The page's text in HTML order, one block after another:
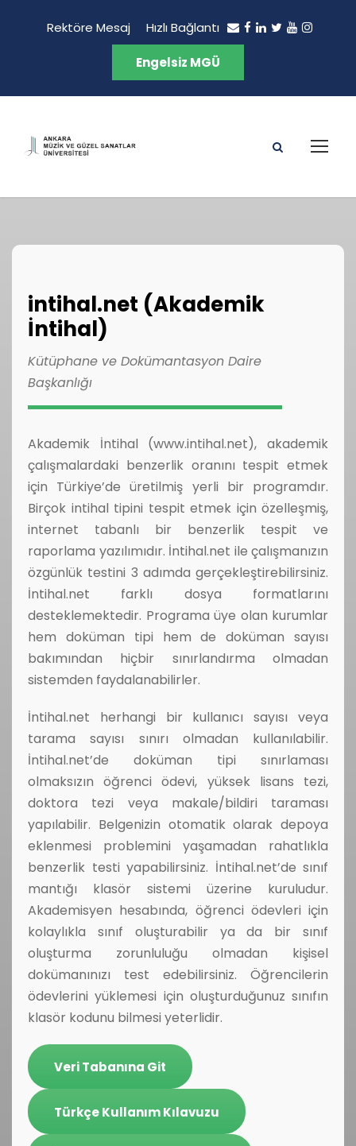
Rektöre Mesaj Hızlı Bağlantı
Engelsiz MGÜ
intihal.net (Akademik
İntihal)
Kütüphane ve Dokümantasyon Daire
Başkanlığı
Akademik İntihal (www.intihal.net), akademik
çalışmalardaki benzerlik oranını tespit etmek
için Türkiye’de üretilmiş yerli bir programdır.
Birçok intihal tipini tespit etmek için özelleşmiş,
internet tabanlı bir benzerlik tespit ve
raporlama yazılımıdır. İntihal.net ile çalışmanızın
özgünlük testini 3 adımda gerçekleştirebilirsiniz.
İntihal.net farklı dosya formatlarını
desteklemektedir. Programa üye olan kurumlar
hem doküman tipi hem de doküman sayısı
bakımından hiçbir sınırlandırma olmadan
sistemden faydalanabilirler.
İntihal.net herhangi bir kullanıcı sayısı veya
tarama sayısı sınırı olmadan kullanılabilir.
İntihal.net’de doküman tipi sınırlaması
olmaksızın öğrenci ödevi, yüksek lisans tezi,
doktora tezi veya makale/bildiri taraması
yapılabilir. Belgenizin otomatik olarak depoya
eklenmesi problemini yaşamadan rahatlıkla
benzerlik testi yapabilirsiniz. İntihal.net’de sınıf
mantığı klasör sistemi üzerine kuruludur.
Akademisyen hesabında, öğrenci ödevleri için
kolaylıkla sınıf oluşturabilir ya da bir sınıf
oluşturma zorunluluğu olmadan kişisel
dokümanınızı test edebilirsiniz. Öğrencilerin
ödevlerini yüklemesi için oluşturduğunuz sınıfın
klasör kodunu bilmesi yeterlidir.
Veri Tabanına Git
Türkçe Kullanım Kılavuzu